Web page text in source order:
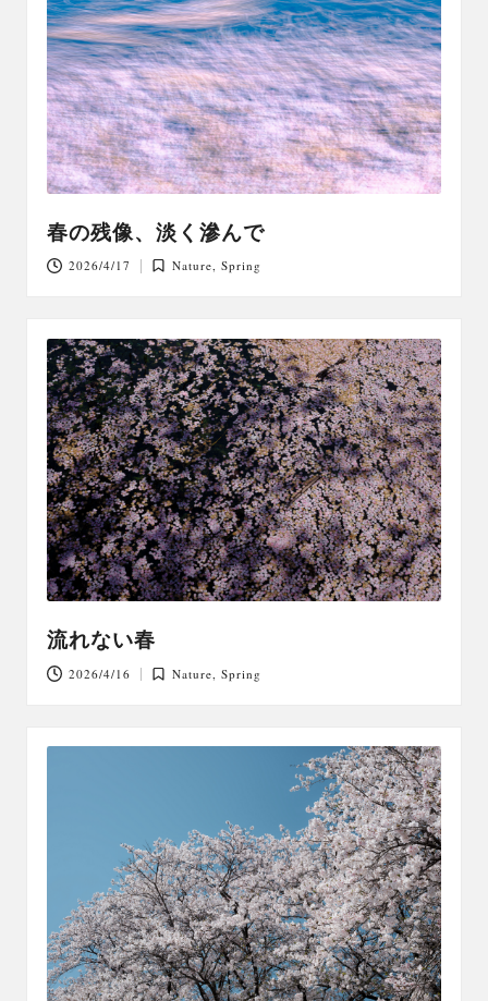
春の残像、淡く滲んで
2026/4/17
Posted
Nature,Spring
流れない春
2026/4/16
Posted
Nature ,Spring